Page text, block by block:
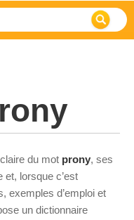
du mot prony, ses
lorsque c’est
exemples d’emploi et
un dictionnaire